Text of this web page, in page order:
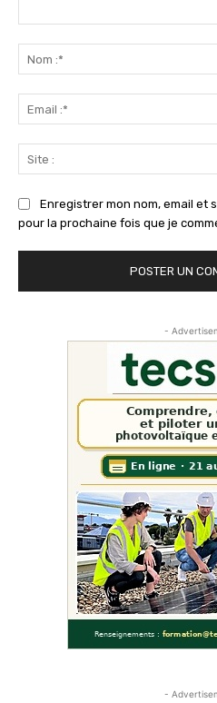
Enregistrer mon nom, email et
pour la prochaine fois que je
-
-